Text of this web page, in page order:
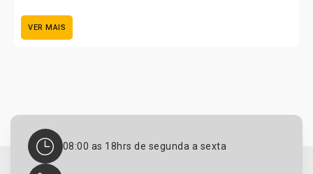
VER MAIS
08:00 as 18hrs de segunda a sexta